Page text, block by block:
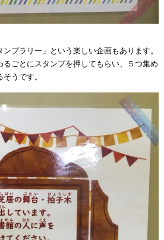
プラリー」という楽しい企画もあります。
るごとにスタンプを押してもらい、５つ集め
うです。